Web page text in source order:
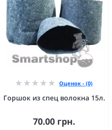
Оценок - (0)
Горшок из спец волокна 15л.
70.00 грн.